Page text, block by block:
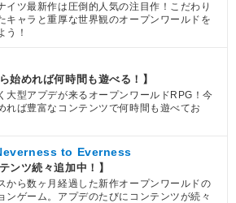
イツ最新作は圧倒的人気の注目作！こだわり
キャラと重厚な世界観のオープンワールドを
う！
ら始めれば何時間も遊べる！】
大型アプデが来るオープンワールドRPG！今
れば豊富なコンテンツで何時間も遊べてお
to Everness
ンツ続々追加中！】
から数ヶ月経過した新作オープンワールドの
ンゲーム。アプデのたびにコンテンツが続々